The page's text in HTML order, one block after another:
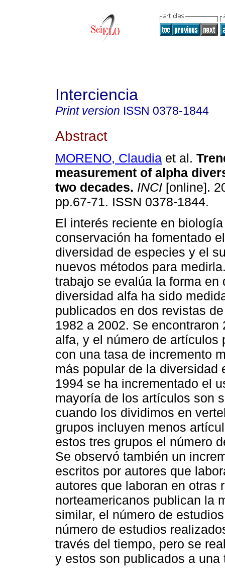
Interciencia
Print version ISSN 0378-1844
Abstract
MORENO, Claudia et al.
measurement of alpha
two decades. INCI [online].
pp.67-71. ISSN 0378-1844.
El interés reciente en
conservación ha fomentado
diversidad de especies y el
nuevos métodos para
trabajo se evalúa la forma en
diversidad alfa ha sido
publicados en dos revistas
1982 a 2002. Se
alfa, y el número de artículos
con una tasa de incremento
más popular de la diversidad
1994 se ha incrementado el
mayoría de los artículos son
cuando los dividimos en
grupos incluyen menos
estos tres grupos el número
Se observó también un
escritos por autores que
autores que laboran en otras
norteamericanos publican la
similar, el número de
número de estudios
través del tiempo, pero se
y estos son publicados a una